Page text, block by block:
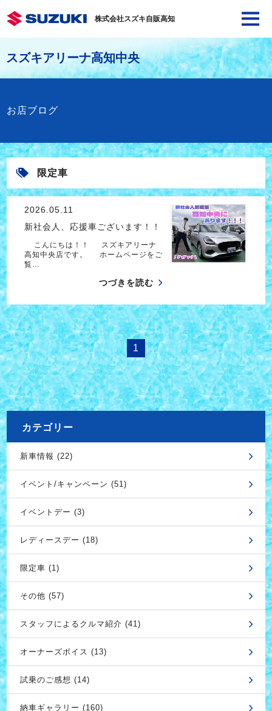
株式会社スズキ自販高知
スズキアリーナ高知中央
お店ブログ
限定車
2026.05.11
新社会人、応援車ございます！！
こんにちは！！ スズキアリーナ
高知中央店です。 ホームページをご
覧…
つづきを読む
1
カテゴリー
新車情報 (22)
イベント/キャンペーン (51)
イベントデー (3)
レディースデー (18)
限定車 (1)
その他 (57)
スタッフによるクルマ紹介 (41)
オーナーズボイス (13)
試乗のご感想 (14)
納車ギャラリー (160)